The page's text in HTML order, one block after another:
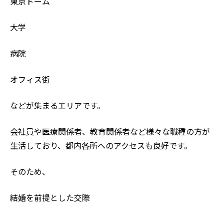
大学
病院
オフィス街
などが集まるエリアです。
会社員や医療関係者、教育関係者など様々な職種の方が
生活しており、都内各所へのアクセスも良好です。
そのため、
結婚を前提とした交際